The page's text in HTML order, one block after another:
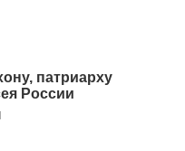
патриарху
России